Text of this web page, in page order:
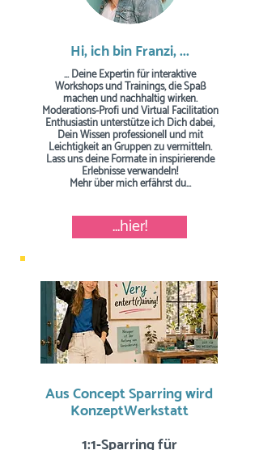
Hi, ich bin Franzi, ...
... Deine Expertin für interaktive
Workshops und Trainings, die Spaß
machen und nachhaltig wirken.
Moderations-Profi und Virtual Facilitation
Enthusiastin unterstütze ich Dich dabei,
Dein Wissen professionell und mit
Leichtigkeit an Gruppen zu vermitteln.
Lass uns deine Formate in inspirierende
Erlebnisse verwandeln!
Mehr über mich erfährst du...
...hier!
Aus Concept Sparring wird
KonzeptWerkstatt
1:1-Sparring für